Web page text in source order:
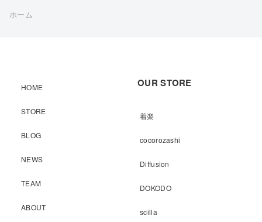
ホーム
HOME
STORE
BLOG
NEWS
TEAM
ABOUT
OUR STORE
着楽
cocorozashi
Diffusion
DOKODO
scilla